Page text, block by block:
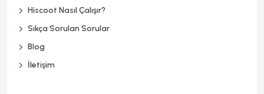
Hiscoot Nasıl Çalışır?
Sıkça Sorulan Sorular
Blog
İletişim